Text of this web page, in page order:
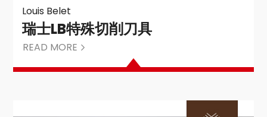
Louis Belet
瑞士LB特殊切削刀具
READ MORE